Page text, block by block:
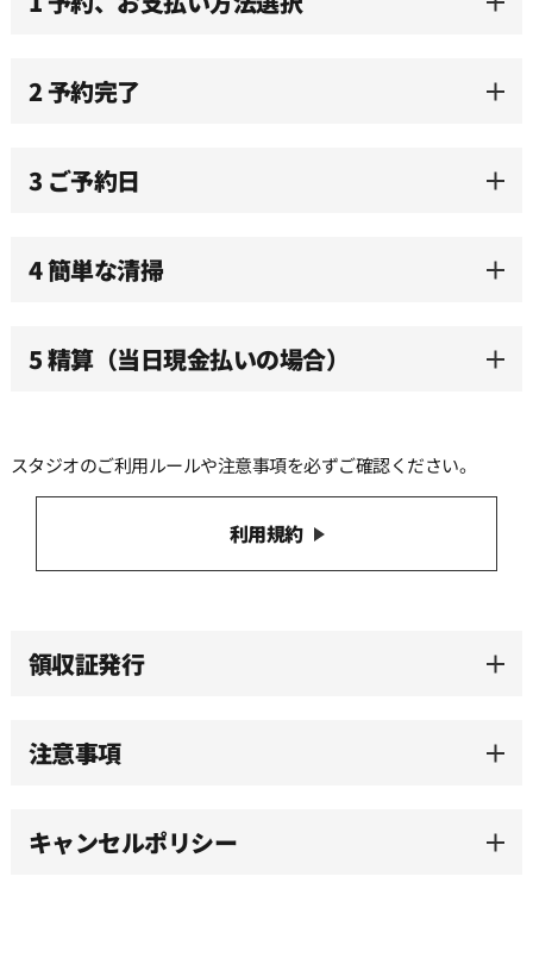
2 予約完了
3 ご予約日
4 簡単な清掃
5 精算（当日現金払いの場合）
スタジオのご利用ルールや注意事項を必ずご確認ください。
利用規約
領収証発行
注意事項
キャンセルポリシー